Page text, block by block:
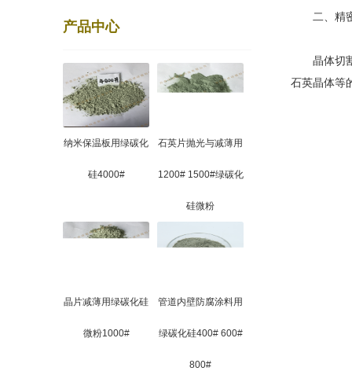
产品中心
纳米保温板用绿碳化
硅4000#
石英片抛光与减薄用
1200# 1500#绿碳化
硅微粉
晶片减薄用绿碳化硅
微粉1000#
管道内壁防腐涂料用
绿碳化硅400# 600#
800#
二、精密
晶体切割
石英晶体等